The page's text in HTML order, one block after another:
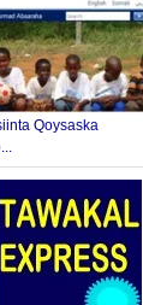
Qoysaska